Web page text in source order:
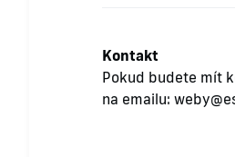
Kontakt
Pokud budete mít
na emailu: